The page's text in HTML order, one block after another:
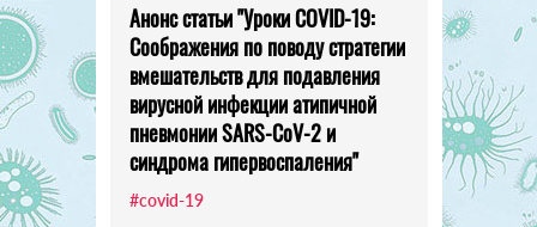
Анонс статьи "Уроки COVID-19:
Соображения по поводу стратегии
вмешательств для подавления
вирусной инфекции атипичной
пневмонии SARS-CoV-2 и
синдрома гипервоспаления"
#covid-19